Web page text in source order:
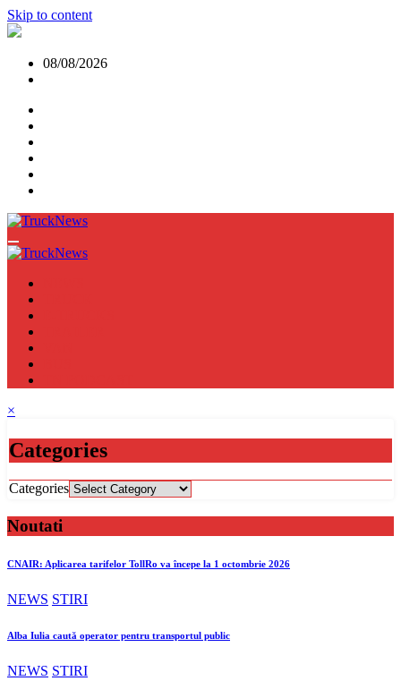
Skip to content
08/08/2026
×
Categories
Categories
Noutati
CNAIR: Aplicarea tarifelor TollRo va începe la 1 octombrie 2026
NEWS STIRI
Alba Iulia caută operator pentru transportul public
NEWS STIRI